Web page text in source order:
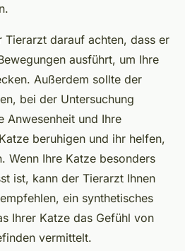
Tierarzt darauf achten, dass er
ausführt, um Ihre
Außerdem sollte der
bei der Untersuchung
Anwesenheit und Ihre
beruhigen und ihr helfen,
Wenn Ihre Katze besonders
ist, kann der Tierarzt Ihnen
empfehlen, ein synthetisches
Ihrer Katze das Gefühl von
vermittelt.